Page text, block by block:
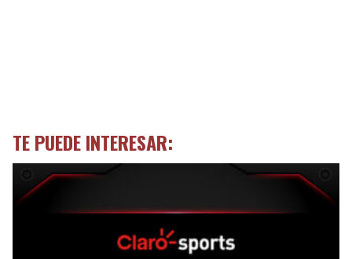
TE PUEDE INTERESAR: